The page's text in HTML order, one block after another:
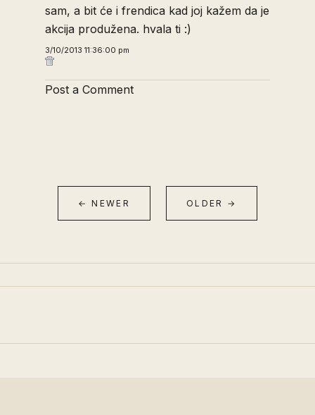
sam, a bit će i frendica kad joj kažem da je
akcija produžena. hvala ti :)
3/10/2013 11:36:00 pm
Post a Comment
← NEWER OLDER →